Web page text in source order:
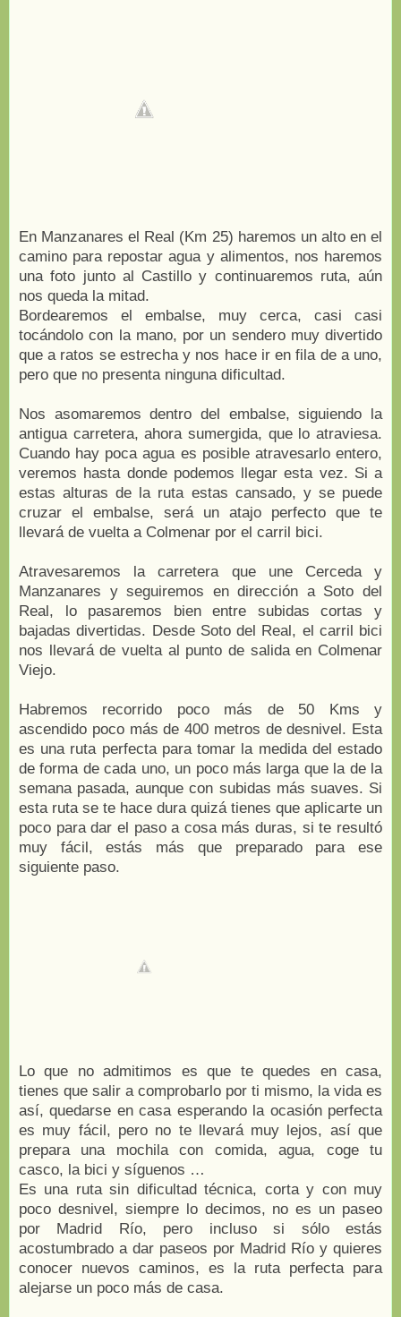
En Manzanares el Real (Km 25) haremos un alto en el
camino para repostar agua y alimentos, nos haremos
una foto junto al Castillo y continuaremos ruta, aún
nos queda la mitad.
Bordearemos el embalse, muy cerca, casi casi
tocándolo con la mano, por un sendero muy divertido
que a ratos se estrecha y nos hace ir en fila de a uno,
pero que no presenta ninguna dificultad.
Nos asomaremos dentro del embalse, siguiendo la
antigua carretera, ahora sumergida, que lo atraviesa.
Cuando hay poca agua es posible atravesarlo entero,
veremos hasta donde podemos llegar esta vez. Si a
estas alturas de la ruta estas cansado, y se puede
cruzar el embalse, será un atajo perfecto que te
llevará de vuelta a Colmenar por el carril bici.
Atravesaremos la carretera que une Cerceda y
Manzanares y seguiremos en dirección a Soto del
Real, lo pasaremos bien entre subidas cortas y
bajadas divertidas. Desde Soto del Real, el carril bici
nos llevará de vuelta al punto de salida en Colmenar
Viejo.
Habremos recorrido poco más de 50 Kms y
ascendido poco más de 400 metros de desnivel. Esta
es una ruta perfecta para tomar la medida del estado
de forma de cada uno, un poco más larga que la de la
semana pasada, aunque con subidas más suaves. Si
esta ruta se te hace dura quizá tienes que aplicarte un
poco para dar el paso a cosa más duras, si te resultó
muy fácil, estás más que preparado para ese
siguiente paso.
Lo que no admitimos es que te quedes en casa,
tienes que salir a comprobarlo por ti mismo, la vida es
así, quedarse en casa esperando la ocasión perfecta
es muy fácil, pero no te llevará muy lejos, así que
prepara una mochila con comida, agua, coge tu
casco, la bici y síguenos …
Es una ruta sin dificultad técnica, corta y con muy
poco desnivel, siempre lo decimos, no es un paseo
por Madrid Río, pero incluso si sólo estás
acostumbrado a dar paseos por Madrid Río y quieres
conocer nuevos caminos, es la ruta perfecta para
alejarse un poco más de casa.